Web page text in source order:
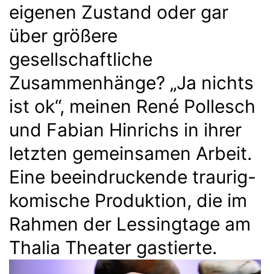
eigenen Zustand oder gar
über größere
gesellschaftliche
Zusammenhänge? „Ja nichts
ist ok“, meinen René Pollesch
und Fabian Hinrichs in ihrer
letzten gemeinsamen Arbeit.
Eine beeindruckende traurig-
komische Produktion, die im
Rahmen der Lessingtage am
Thalia Theater gastierte.